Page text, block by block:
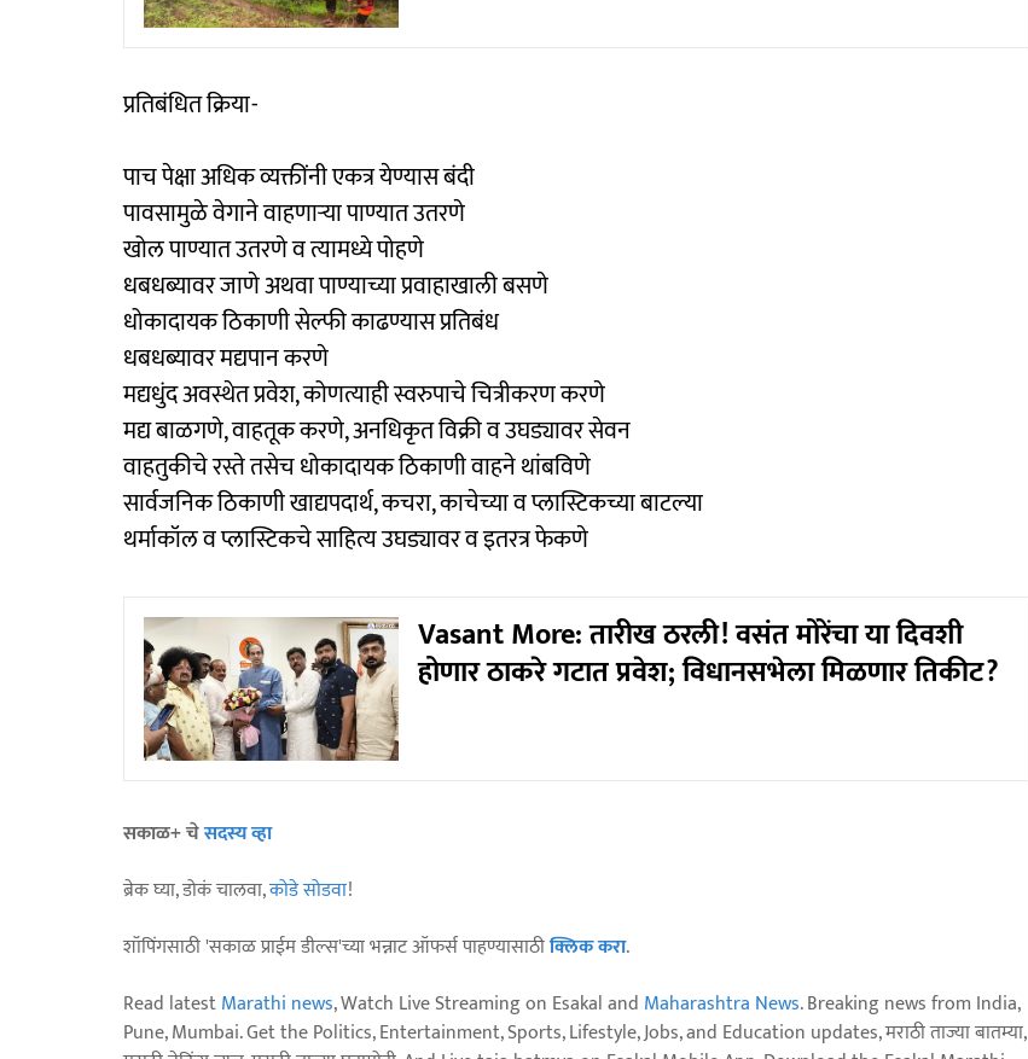
प्रतिबंधित क्रिया-
पाच पेक्षा अधिक व्यक्तींनी एकत्र येण्यास बंदी
पावसामुळे वेगाने वाहणाऱ्या पाण्यात उतरणे
खोल पाण्यात उतरणे व त्यामध्ये पोहणे
धबधब्यावर जाणे अथवा पाण्याच्या प्रवाहाखाली बसणे
धोकादायक ठिकाणी सेल्फी काढण्यास प्रतिबंध
धबधब्यावर मद्यपान करणे
मद्यधुंद अवस्थेत प्रवेश, कोणत्याही स्वरुपाचे चित्रीकरण करणे
मद्य बाळगणे, वाहतूक करणे, अनधिकृत विक्री व उघड्यावर सेवन
वाहतुकीचे रस्ते तसेच धोकादायक ठिकाणी वाहने थांबविणे
सार्वजनिक ठिकाणी खाद्यपदार्थ, कचरा, काचेच्या व प्लास्टिकच्या बाटल्या
थर्माकॉल व प्लास्टिकचे साहित्य उघड्यावर व इतरत्र फेकणे
Vasant More: तारीख ठरली! वसंत मोरेंचा या दिवशी
होणार ठाकरे गटात प्रवेश; विधानसभेला मिळणार तिकीट?
सकाळ+ चेसदस्य व्हा
ब्रेक घ्या, डोकं चालवा,कोडे सोडवा!
शॉपिंगसाठी 'सकाळ प्राईम डील्स'च्या भन्नाट ऑफर्स पाहण्यासाठीक्लिक करा.
Read latestMarathi news, Watch Live Streaming on Esakal and Maharashtra News. Breaking news from India,
Pune, Mumbai. Get the Politics, Entertainment, Sports, Lifestyle, Jobs, and Education updates, मराठी ताज्या बातम्या,